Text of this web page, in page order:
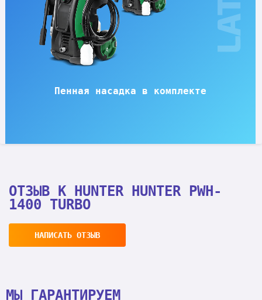
Пенная насадка в комплекте
ОТЗЫВ К HUNTER HUNTER PWH-
1400 TURBO
НАПИСАТЬ ОТЗЫВ
МЫ ГАРАНТИРУЕМ